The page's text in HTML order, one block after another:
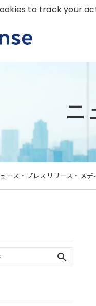
ニ
ース・プレスリリース・メデ
search
to track your